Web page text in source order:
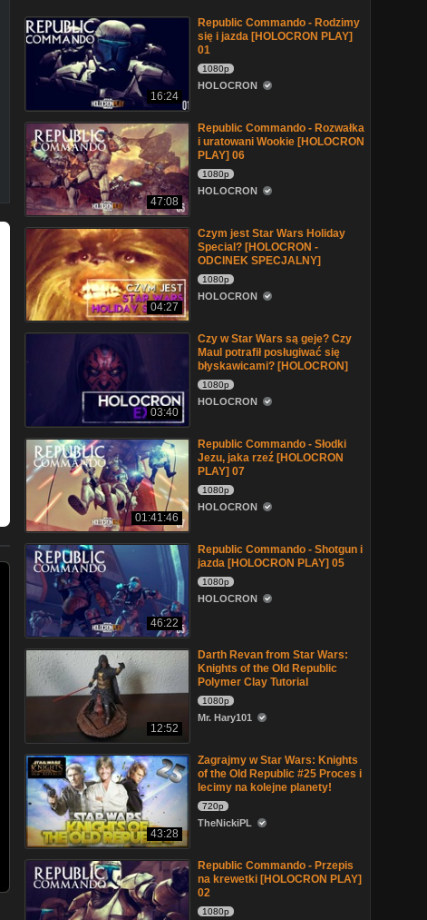
16:24
Republic Commando - Rodzimy
się i jazda [HOLOCRON PLAY]
01
1080p
HOLOCRON
47:08
Republic Commando - Rozwałka
i uratowani Wookie [HOLOCRON
PLAY] 06
1080p
HOLOCRON
04:27
Czym jest Star Wars Holiday
Special? [HOLOCRON -
ODCINEK SPECJALNY]
1080p
HOLOCRON
03:40
Czy w Star Wars są geje? Czy
Maul potrafił posługiwać się
błyskawicami? [HOLOCRON]
1080p
HOLOCRON
01:41:46
Republic Commando - Słodki
Jezu, jaka rzeź [HOLOCRON
PLAY] 07
1080p
HOLOCRON
46:22
Republic Commando - Shotgun i
jazda [HOLOCRON PLAY] 05
1080p
HOLOCRON
12:52
Darth Revan from Star Wars:
Knights of the Old Republic
Polymer Clay Tutorial
1080p
Mr. Hary101
43:28
Zagrajmy w Star Wars: Knights
of the Old Republic #25 Proces i
lecimy na kolejne planety!
720p
TheNickiPL
Republic Commando - Przepis
na krewetki [HOLOCRON PLAY]
02
1080p